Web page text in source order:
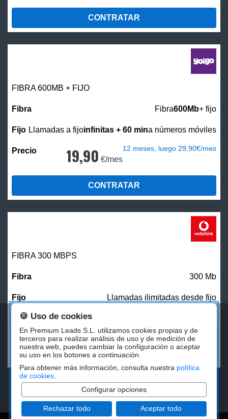
CONTRATAR
FIBRA 600MB + FIJO
Fibra600Mb+ fijo
Llamadas a fijoinfinitas + 60 mina números móviles
19,90 €/mes
12 meses, luego 29,90€/mes
CONTRATAR
FIBRA 300 MBPS
300 Mb
Llamadas ilimitadas desde fijo
27,00 €/mes
CONTRATAR
🍪 Uso de cookies
En Premium Leads S.L. utilizamos cookies propias y de
terceros para realizar análisis de uso y de medición de
nuestra web, puedes cambiar la configuración o aceptar
su uso en los botones a continuación.
Para obtener más información, consulta nuestra política
de cookies
Configurar opciones
Rechazar todo Aceptar todo